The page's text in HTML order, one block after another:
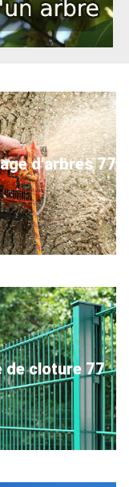
d'arbres 77
de cloture 77